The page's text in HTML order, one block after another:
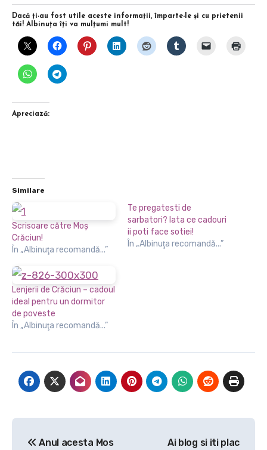
Dacă ţi-au fost utile aceste informaţii, împarte-le şi cu prietenii
tăi! Albinuţa îţi va mulţumi mult!
Apreciază:
Similare
Scrisoare către Moş
Crăciun!
În „Albinuţa recomandă...”
Te pregatesti de
sarbatori? Iata ce cadouri
ii poti face sotiei!
În „Albinuţa recomandă...”
Lenjerii de Crăciun – cadoul
ideal pentru un dormitor
de poveste
În „Albinuţa recomandă...”
Anul acesta Mos
Ai blog si iti plac